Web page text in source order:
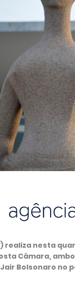
realiza nesta
Câmara,
Bolsonaro no